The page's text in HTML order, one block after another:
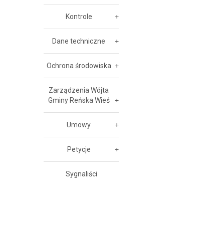
Kontrole
Dane techniczne
Ochrona środowiska
Zarządzenia Wójta
Gminy Reńska Wieś
Umowy
Petycje
Sygnaliści